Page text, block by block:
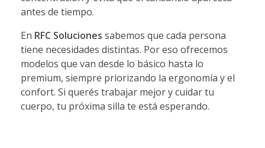
antes de tiempo.
En RFC Soluciones sabemos que cada persona
tiene necesidades distintas. Por eso ofrecemos
modelos que van desde lo básico hasta lo
premium, siempre priorizando la ergonomía y el
confort. Si querés trabajar mejor y cuidar tu
cuerpo, tu próxima silla te está esperando.